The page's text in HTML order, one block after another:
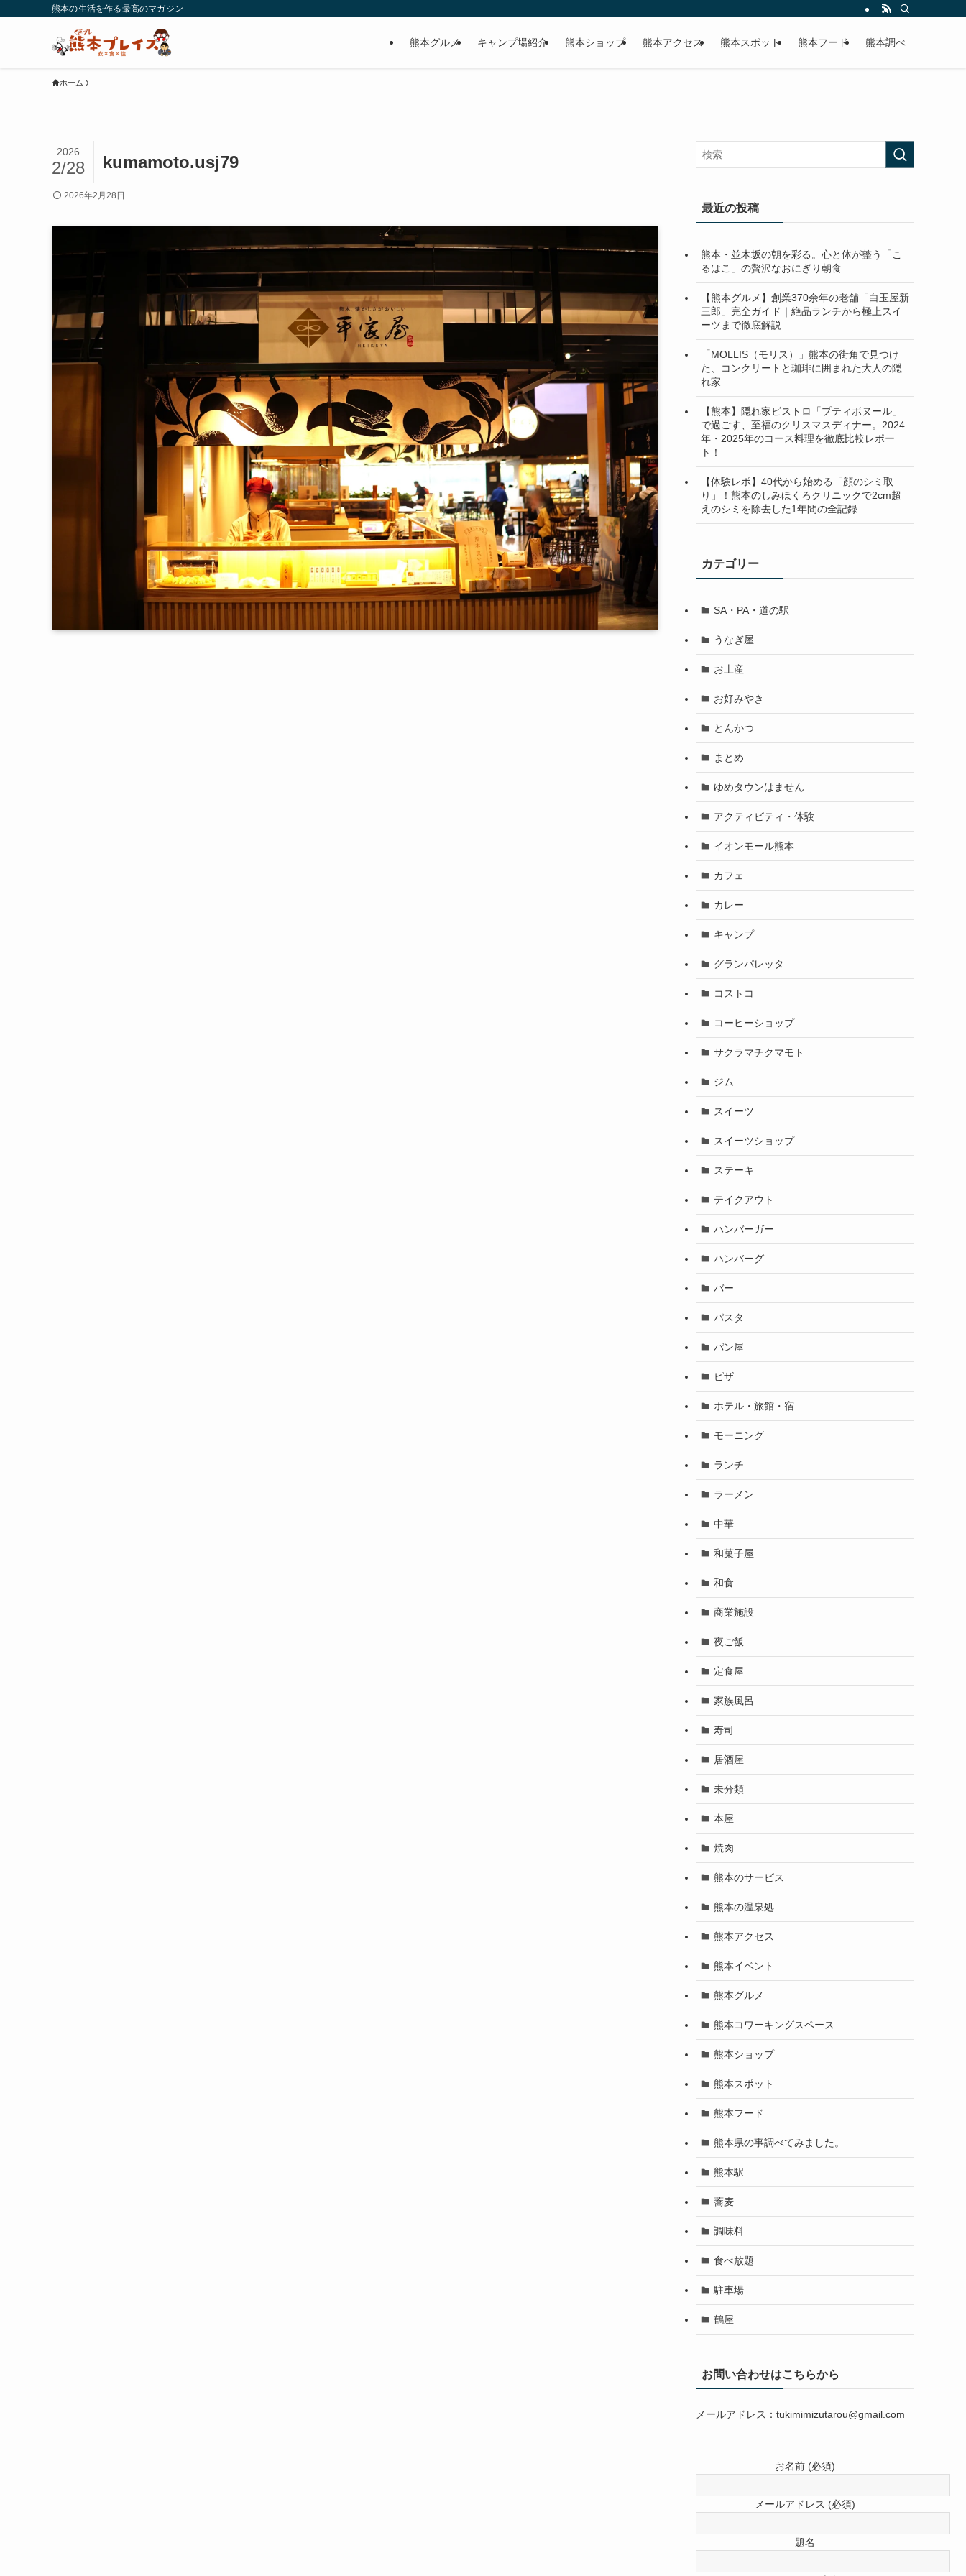
熊本の生活を作る最高のマガジン
熊本グルメ キャンプ場紹介 熊本ショップ 熊本アクセス 熊本スポット 熊本フード 熊本調べ
ホーム
kumamoto.usj79
2026
2/28
2026年2月28日
最近の投稿
熊本・並木坂の朝を彩る。心と体が整う「こ
るはこ」の贅沢なおにぎり朝食
【熊本グルメ】創業370余年の老舗「白玉屋新
三郎」完全ガイド｜絶品ランチから極上スイ
ーツまで徹底解説
「MOLLIS（モリス）」熊本の街角で見つけ
た、コンクリートと珈琲に囲まれた大人の隠
れ家
【熊本】隠れ家ビストロ「プティボヌール」
で過ごす、至福のクリスマスディナー。2024
年・2025年のコース料理を徹底比較レポー
ト！
【体験レポ】40代から始める「顔のシミ取
り」！熊本のしみほくろクリニックで2cm超
えのシミを除去した1年間の全記録
カテゴリー
SA・PA・道の駅
うなぎ屋
お土産
お好みやき
とんかつ
まとめ
ゆめタウンはません
アクティビティ・体験
イオンモール熊本
カフェ
カレー
キャンプ
グランパレッタ
コストコ
コーヒーショップ
サクラマチクマモト
ジム
スイーツ
スイーツショップ
ステーキ
テイクアウト
ハンバーガー
ハンバーグ
バー
パスタ
パン屋
ピザ
ホテル・旅館・宿
モーニング
ランチ
ラーメン
中華
和菓子屋
和食
商業施設
夜ご飯
定食屋
家族風呂
寿司
居酒屋
未分類
本屋
焼肉
熊本のサービス
熊本の温泉処
熊本アクセス
熊本イベント
熊本グルメ
熊本コワーキングスペース
熊本ショップ
熊本スポット
熊本フード
熊本県の事調べてみました。
熊本駅
蕎麦
調味料
食べ放題
駐車場
鶴屋
お問い合わせはこちらから
メールアドレス：tukimimizutarou@gmail.com
お名前 (必須)
メールアドレス (必須)
題名